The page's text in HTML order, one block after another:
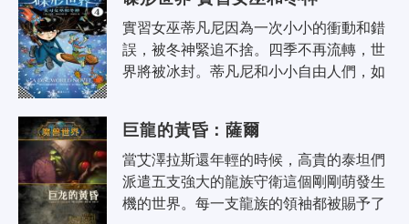
實習女巫蒂凡尼因為一次小小的衝動和錯
誤，被冬神緊追不捨。四季不再流轉，世
界將被冰封。蒂凡尼和小小自由人們，如
巨龍的黃昏：薩爾
當艾澤拉斯還年輕的時候，高貴的泰坦們
派遣五支強大的龍族守衛這個剛剛萌發生
機的世界。每一支龍族的領袖都被賜予了